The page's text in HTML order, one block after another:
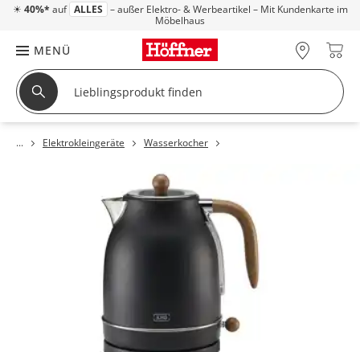
☀ 40%* auf ALLES – außer Elektro- & Werbeartikel – Mit Kundenkarte im
Möbelhaus
MENÜ
Elektrokleingeräte Wasserkocher